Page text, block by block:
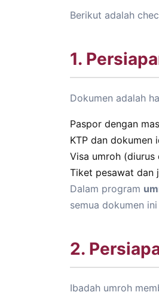
Berikut adalah
1.
Dokumen adalah
Paspor dengan
KTP dan dokumen
Visa umroh (diurus
Tiket pesawat dan
Dalam program
semua dokumen
2.
Ibadah umroh